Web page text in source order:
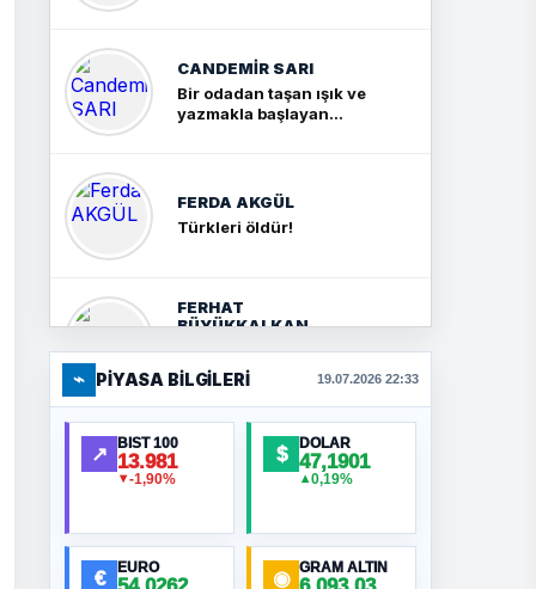
CANDEMIR SARI
Bir odadan taşan ışık ve
yazmakla başlayan
FERDA AKGÜL
Türkleri öldür!
FERHAT
BÜYÜKKALKAN
Ankara Zirvesi: NATO
Toplantısı mı, Yeni
Ortadoğu Haritasının
Provası mı?
HÜSEYIN MÜMTAZ
BAYAZITOĞLU
Hilâl Bıyık, Kara Kalpak
MURAT ÖZKAN
⌁ PIYASA BILGILERI 19.07.2026 22:33
↗ BIST 100
13.981
▼-1,90%
$ DOLAR
47,1901
▲0,19%
€ EURO ◉ GRAM ALTIN